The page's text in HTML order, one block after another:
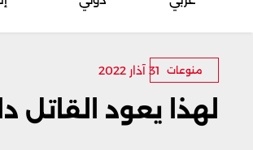
منوعات 31 آذار 2022
لهذا يعود القاتل